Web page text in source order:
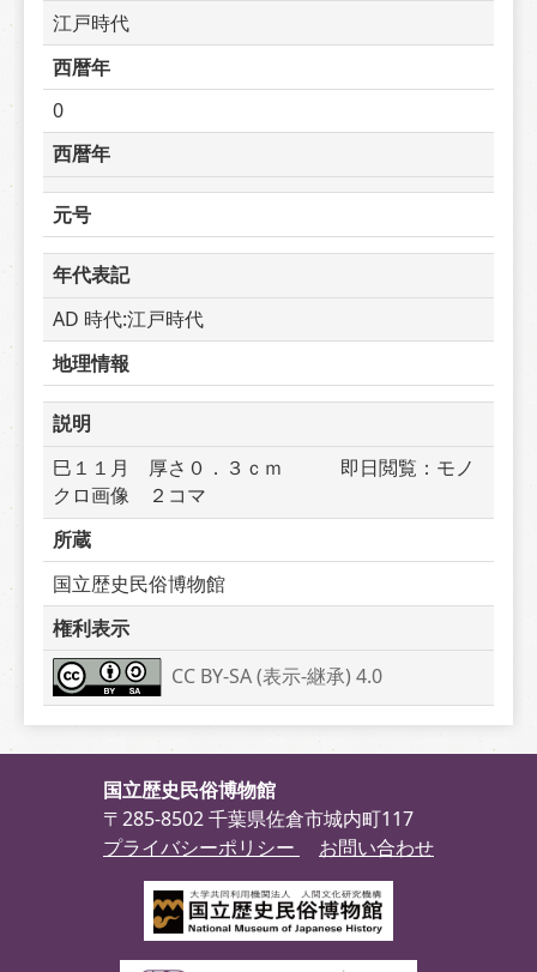
江戸時代
西暦年
0
西暦年
元号
年代表記
AD 時代:江戸時代
地理情報
説明
巳１１月　厚さ０．３ｃｍ　　　即日閲覧：モノ
クロ画像　２コマ
所蔵
国立歴史民俗博物館
権利表示
CC BY-SA (表示-継承) 4.0
国立歴史民俗博物館
〒285-8502 千葉県佐倉市城内町117
プライバシーポリシー
お問い合わせ